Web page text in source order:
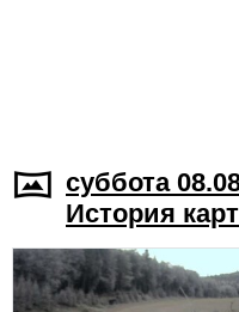
суббота
История